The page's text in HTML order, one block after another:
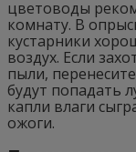
цветоводы
комнату. В
кустарники
воздух. Если
пыли,
будут попадать
капли влаги
ожоги.